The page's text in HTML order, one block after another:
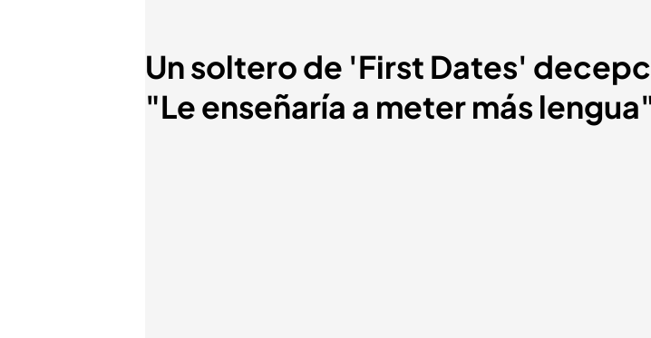
Un soltero de 'First Dates'
"Le enseñaría a meter más